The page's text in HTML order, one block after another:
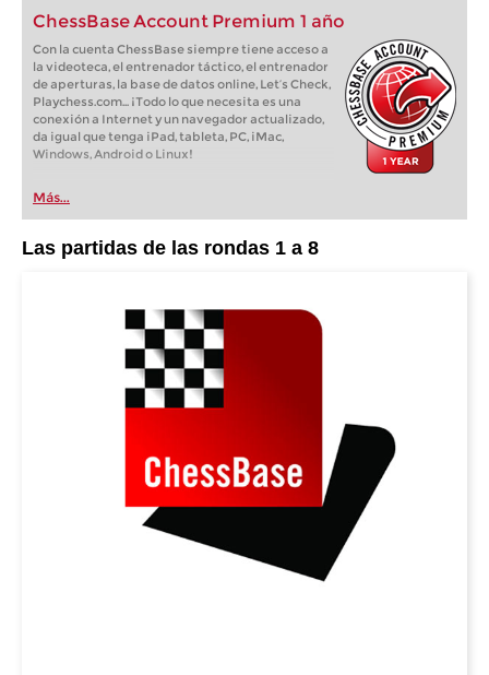
ChessBase Account Premium 1 año
Con la cuenta ChessBase siempre tiene acceso a
la videoteca, el entrenador táctico, el entrenador
de aperturas, la base de datos online, Let’s Check,
Playchess.com... ¡Todo lo que necesita es una
conexión a Internet y un navegador actualizado,
da igual que tenga iPad, tableta, PC, iMac,
Windows, Android o Linux!
Más...
Las partidas de las rondas 1 a 8